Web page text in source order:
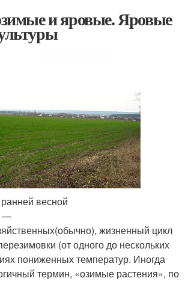
и яровые. Яровые
весной
—
жизненный цикл
(от одного до нескольких
пониженных температур. Иногда
термин, «озимые растения», по